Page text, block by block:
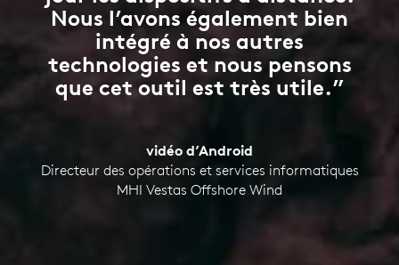
Nous l’avons également bien
intégré à nos autres
technologies et nous pensons
que cet outil est très utile.”
vidéo d’Android
Directeur des opérations et services informatiques
MHI Vestas Offshore Wind